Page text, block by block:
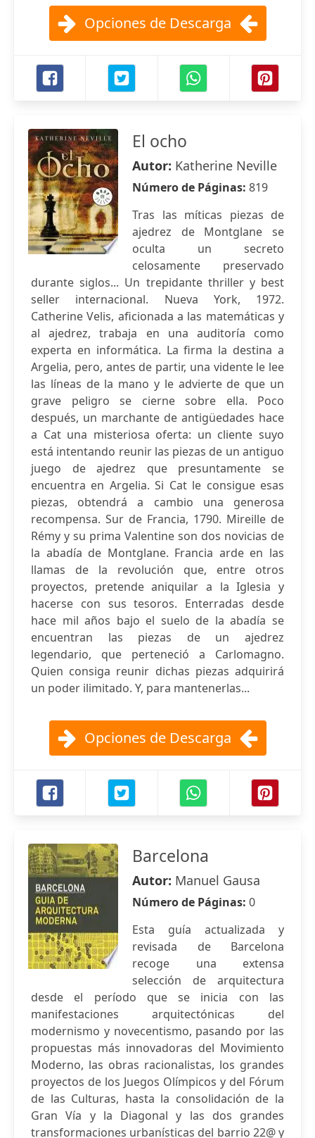
Opciones de Descarga
El ocho
Autor: Katherine Neville
Número de Páginas: 819
Tras las míticas piezas de
ajedrez de Montglane se
oculta un secreto
celosamente preservado
durante siglos... Un trepidante thriller y best
seller internacional. Nueva York, 1972.
Catherine Velis, aficionada a las matemáticas y
al ajedrez, trabaja en una auditoría como
experta en informática. La firma la destina a
Argelia, pero, antes de partir, una vidente le lee
las líneas de la mano y le advierte de que un
grave peligro se cierne sobre ella. Poco
después, un marchante de antigüedades hace
a Cat una misteriosa oferta: un cliente suyo
está intentando reunir las piezas de un antiguo
juego de ajedrez que presuntamente se
encuentra en Argelia. Si Cat le consigue esas
piezas, obtendrá a cambio una generosa
recompensa. Sur de Francia, 1790. Mireille de
Rémy y su prima Valentine son dos novicias de
la abadía de Montglane. Francia arde en las
llamas de la revolución que, entre otros
proyectos, pretende aniquilar a la Iglesia y
hacerse con sus tesoros. Enterradas desde
hace mil años bajo el suelo de la abadía se
encuentran las piezas de un ajedrez
legendario, que perteneció a Carlomagno.
Quien consiga reunir dichas piezas adquirirá
un poder ilimitado. Y, para mantenerlas...
Opciones de Descarga
Barcelona
Autor: Manuel Gausa
Número de Páginas: 0
Esta guía actualizada y
revisada de Barcelona
recoge una extensa
selección de arquitectura
desde el período que se inicia con las
manifestaciones arquitectónicas del
modernismo y novecentismo, pasando por las
propuestas más innovadoras del Movimiento
Moderno, las obras racionalistas, los grandes
proyectos de los Juegos Olímpicos y del Fórum
de las Culturas, hasta la consolidación de la
Gran Vía y la Diagonal y las dos grandes
transformaciones urbanísticas del barrio 22@ y